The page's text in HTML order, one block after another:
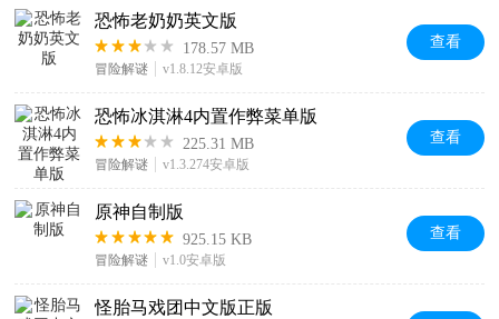
恐怖老奶奶英文版
178.57 MB
冒险解谜 v1.8.12安卓版
查看
恐怖冰淇淋4内置作弊菜单版
225.31 MB
冒险解谜 v1.3.274安卓版
查看
原神自制版
925.15 KB
冒险解谜 v1.0安卓版
查看
怪胎马戏团中文版正版